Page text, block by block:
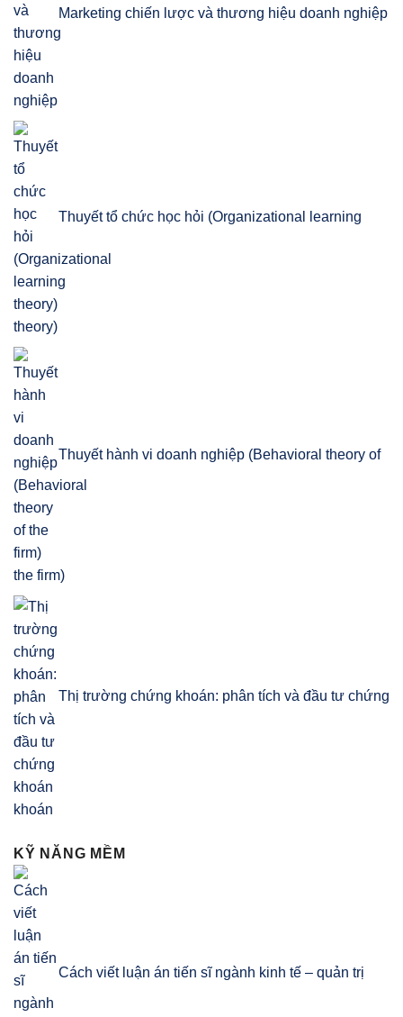
Marketing chiến lược và thương hiệu doanh nghiệp
Thuyết tổ chức học hỏi (Organizational learning
theory)
Thuyết hành vi doanh nghiệp (Behavioral theory of
the firm)
Thị trường chứng khoán: phân tích và đầu tư chứng
khoán
KỸ NĂNG MỀM
Cách viết luận án tiến sĩ ngành kinh tế – quản trị